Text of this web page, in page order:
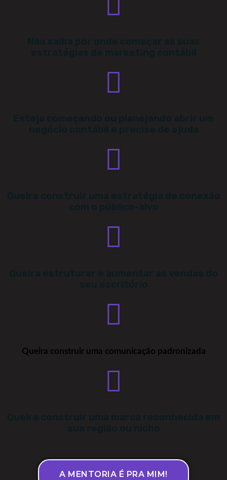
Queira construir uma comunicação padronizada
A MENTORIA É PRA MIM!